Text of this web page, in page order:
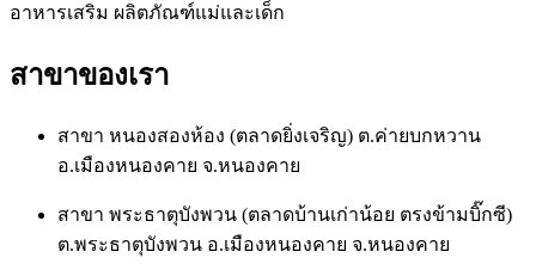
อาหารเสริม ผลิตภัณฑ์แม่และเด็ก
สาขาของเรา
สาขา หนองสองห้อง (ตลาดยิ่งเจริญ) ต.ค่ายบกหวาน
อ.เมืองหนองคาย จ.หนองคาย
สาขา พระธาตุบังพวน (ตลาดบ้านเก่าน้อย ตรงข้ามบิ๊กซี)
ต.พระธาตุบังพวน อ.เมืองหนองคาย จ.หนองคาย